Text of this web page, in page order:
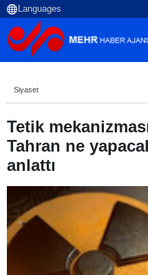
Siyaset
Tetik
Tahran ne
anlattı